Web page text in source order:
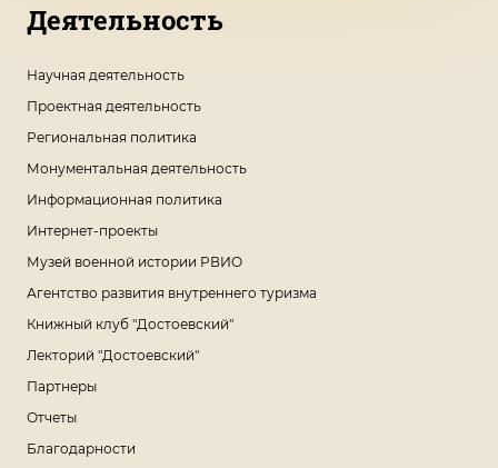
Деятельность
Научная деятельность
Проектная деятельность
Региональная политика
Монументальная деятельность
Информационная политика
Интернет-проекты
Музей военной истории РВИО
Агентство развития внутреннего туризма
Книжный клуб "Достоевский"
Лекторий "Достоевский"
Партнеры
Отчеты
Благодарности